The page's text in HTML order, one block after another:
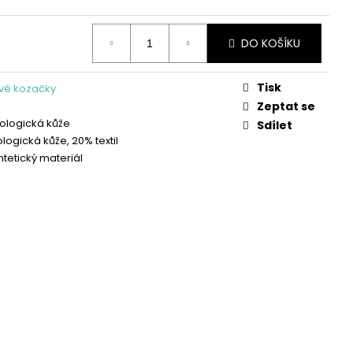
DO KOŠÍKU
kozačky
kůže
kůže, 20% textil
materiál
Tisk
Zeptat se
Sdílet
SHOES